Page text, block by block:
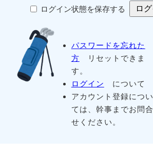
ログイン状態を保存する
パスワードを忘れた
方 リセットできま
す。
ログイン
について
アカウント登録につい
ては、幹事までお問合
せください。